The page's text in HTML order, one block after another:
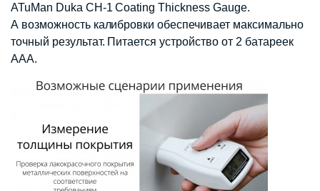
ATuMan Duka CH-1 Coating Thickness Gauge.
А возможность калибровки обеспечивает максимально
точный результат. Питается устройство от 2 батареек
ААА.